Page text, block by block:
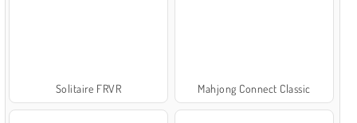
Solitaire FRVR Mahjong Connect Classic